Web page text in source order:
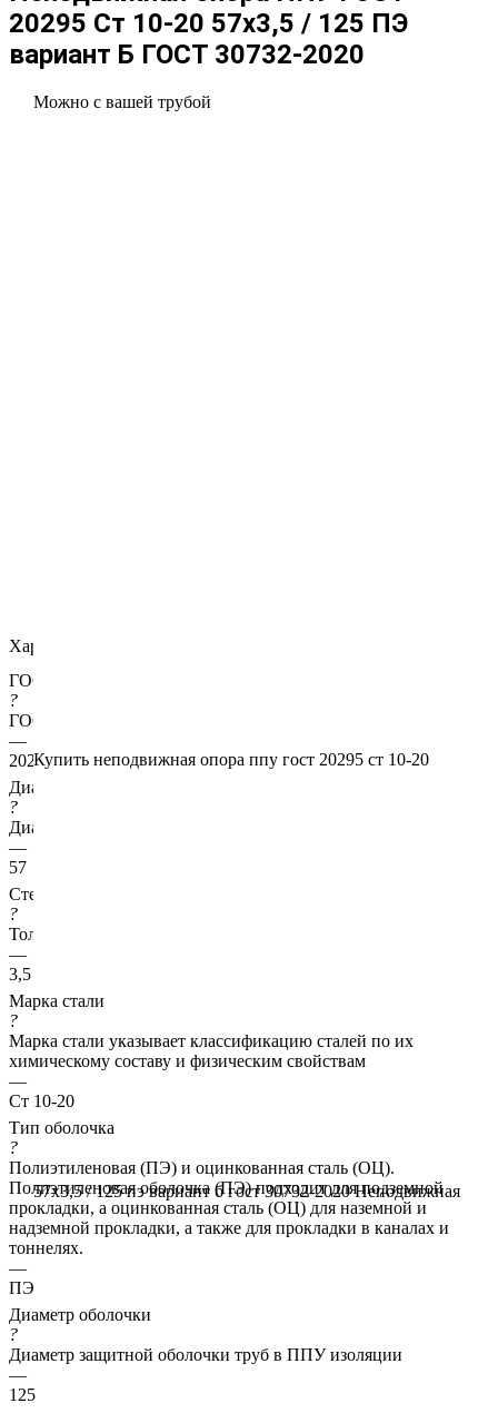
20295 Ст 10-20 57x3,5 / 125 ПЭ
вариант Б ГОСТ 30732-2020
Можно с вашей трубой
Купить неподвижная опора ппу гост 20295 ст 10-20
57x3,5 / 125 пэ вариант б гост 30732-2020 Неподвижная
Характеристики
ГОСТ несущей трубы
?
ГОСТ основной трубы
—
20295
Диаметр трубы, мм
?
Диаметр основной трубы
—
57
Стенка трубы, мм
?
Толщина стенки несущей трубы
—
3,5
Марка стали
?
Марка стали указывает классификацию сталей по их
химическому составу и физическим свойствам
—
Ст 10-20
Тип оболочка
?
Полиэтиленовая (ПЭ) и оцинкованная сталь (ОЦ).
Полиэтиленовая оболочка (ПЭ) подходит для подземной
прокладки, а оцинкованная сталь (ОЦ) для наземной и
надземной прокладки, а также для прокладки в каналах и
тоннелях.
—
ПЭ
Диаметр оболочки
?
Диаметр защитной оболочки труб в ППУ изоляции
—
125